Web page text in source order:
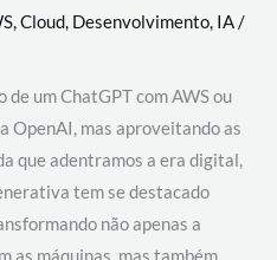
,Cloud, Desenvolvimento, IA/
de um ChatGPT com AWS ou
OpenAI, mas aproveitando as
que adentramos a era digital,
tem se destacado
não apenas a
as máquinas, mas também